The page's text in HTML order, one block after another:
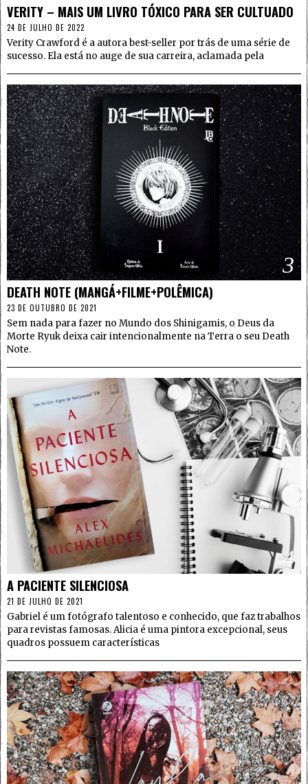
VERITY – MAIS UM LIVRO TÓXICO PARA SER CULTUADO
24 DE JULHO DE 2022
Verity Crawford é a autora best-seller por trás de uma série de
sucesso. Ela está no auge de sua carreira, aclamada pela
3
DEATH NOTE (MANGÁ+FILME+POLÊMICA)
23 DE OUTUBRO DE 2021
Sem nada para fazer no Mundo dos Shinigamis, o Deus da
Morte Ryuk deixa cair intencionalmente na Terra o seu Death
Note.
4
A PACIENTE SILENCIOSA
21 DE JULHO DE 2021
Gabriel é um fotógrafo talentoso e conhecido, que faz trabalhos
para revistas famosas. Alicia é uma pintora excepcional, seus
quadros possuem características